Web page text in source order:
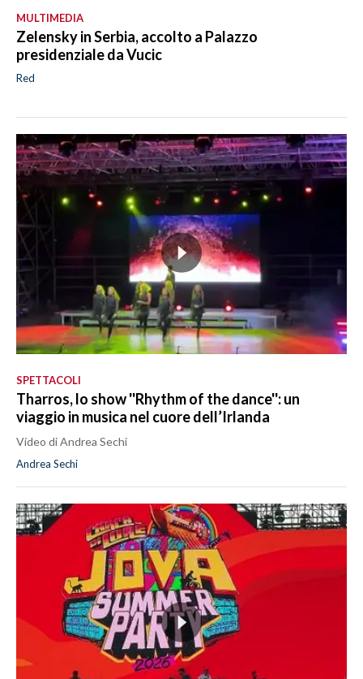
MULTIMEDIA
Zelensky in Serbia, accolto a Palazzo
presidenziale da Vucic
Red
SPETTACOLI
Tharros, lo show ''Rhythm of the dance'': un
viaggio in musica nel cuore dell’Irlanda
Video di Andrea Sechi
Andrea Sechi